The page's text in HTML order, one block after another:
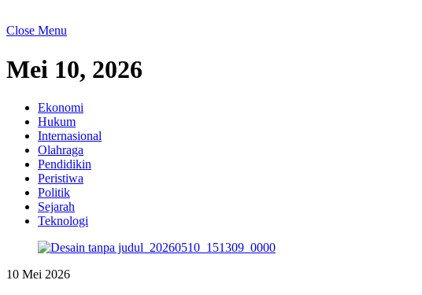
Close Menu
Mei 10, 2026
Ekonomi
Hukum
Internasional
Olahraga
Pendidikin
Peristiwa
Politik
Sejarah
Teknologi
10 Mei 2026